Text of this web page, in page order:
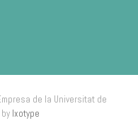
de la Universitat de
Ixotype